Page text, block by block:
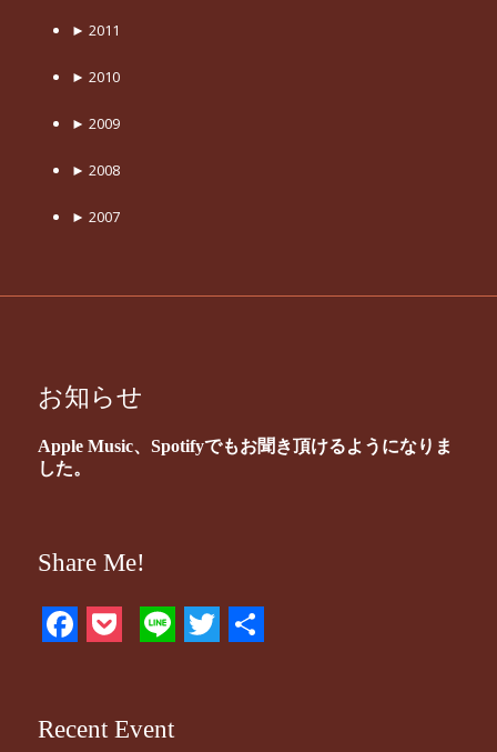
► 2011
► 2010
► 2009
► 2008
► 2007
お知らせ
Apple Music、Spotifyでもお聞き頂けるようになりま
した。
Share Me!
Facebook
PocketLineTwitter
Recent Event